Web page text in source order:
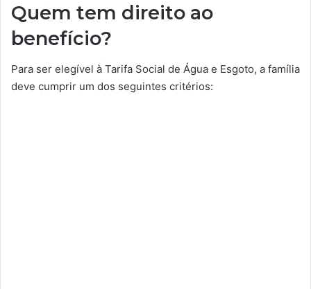
Quem tem direito ao
benefício?
Para ser elegível à Tarifa Social de Água e Esgoto, a família
deve cumprir um dos seguintes critérios: